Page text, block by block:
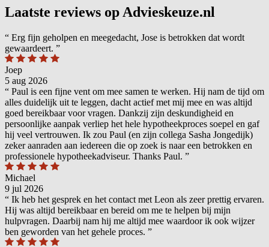
Laatste reviews op Advieskeuze.nl
“ Erg fijn geholpen en meegedacht, Jose is betrokken dat wordt
gewaardeert. ”
Joep
5 aug 2026
“ Paul is een fijne vent om mee samen te werken. Hij nam de tijd om
alles duidelijk uit te leggen, dacht actief met mij mee en was altijd
goed bereikbaar voor vragen. Dankzij zijn deskundigheid en
persoonlijke aanpak verliep het hele hypotheekproces soepel en gaf
hij veel vertrouwen. Ik zou Paul (en zijn collega Sasha Jongedijk)
zeker aanraden aan iedereen die op zoek is naar een betrokken en
professionele hypotheekadviseur. Thanks Paul. ”
Michael
9 jul 2026
“ Ik heb het gesprek en het contact met Leon als zeer prettig ervaren.
Hij was altijd bereikbaar en bereid om me te helpen bij mijn
hulpvragen. Daarbij nam hij me altijd mee waardoor ik ook wijzer
ben geworden van het gehele proces. ”